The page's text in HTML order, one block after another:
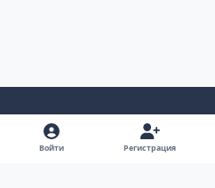
Светлый Режим
Темный РежимНастройка Системы
Войти Регистрация